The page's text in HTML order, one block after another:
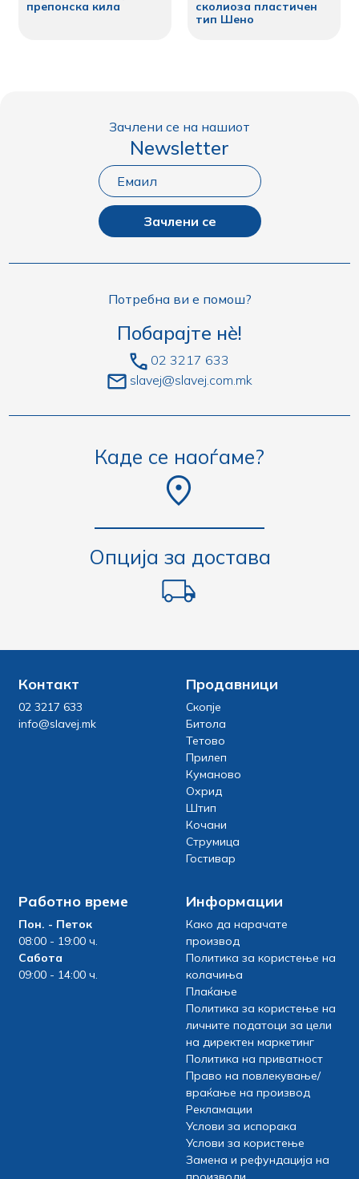
препонска кила
сколиоза пластичен
тип Шено
Зачлени се на нашиот
Newsletter
Зачлени се
Потребна ви е помош?
Побарајте нè!
02 3217 633
slavej@slavej.com.mk
Каде се наоѓаме?
Опција за достава
Контакт
02 3217 633
info@slavej.mk
Продавници
Скопје
Битола
Тетово
Прилеп
Куманово
Охрид
Штип
Кочани
Струмица
Гостивар
Работно време
Пон. - Петок
08:00 - 19:00 ч.
Сабота
09:00 - 14:00 ч.
Информации
Како да нарачате
производ
Политика за користење на
колачиња
Плаќање
Политика за користење на
личните податоци за цели
на директен маркетинг
Политика на приватност
Право на повлекување/
враќање на производ
Рекламации
Услови за испорака
Услови за користење
Замена и рефундација на